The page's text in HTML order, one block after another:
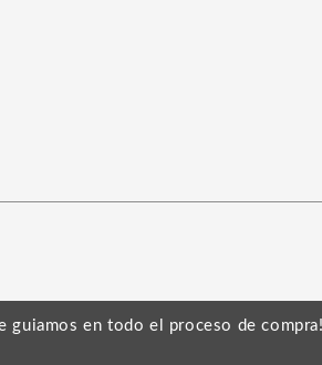
en todo el proceso de compra!